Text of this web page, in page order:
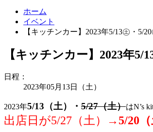
ホーム
イベント
【キッチンカー】2023年5/13㊏・5/
【キッチンカー】2023年5/
日程：
2023年05月13日（土）
2023年5/13（土）・ 5/27（土）はN’s
出店日が5/27（土）→ 5/20（